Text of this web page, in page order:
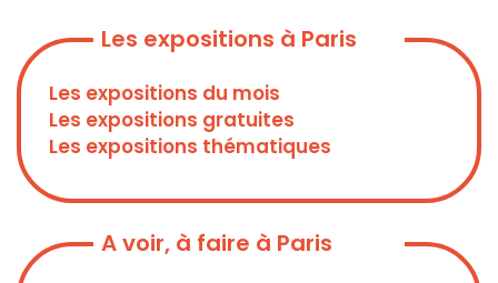
Les expositions à Paris
Les expositions du mois
Les expositions gratuites
Les expositions thématiques
A voir, à faire à Paris